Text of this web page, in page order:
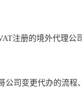
注册的境外代理公